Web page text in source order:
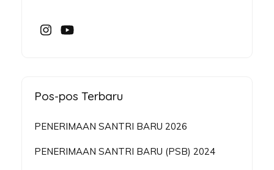
Pos-pos Terbaru
PENERIMAAN SANTRI BARU 2026
PENERIMAAN SANTRI BARU (PSB) 2024